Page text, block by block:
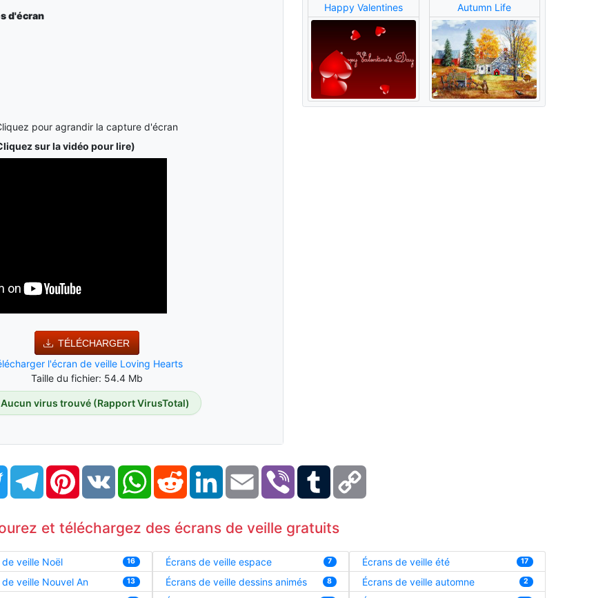
d'écran
pour agrandir la capture d'écran
sur la vidéo pour lire)
TÉLÉCHARGER
l'écran de veille Loving Hearts
Taille du fichier: 54.4 Mb
Aucun virus trouvé (Rapport VirusTotal)
Happy Valentines Autumn Life
Twitter TelegramPinterestVK WhatsAppReddit LinkedIn Email Viber Tumblr
et téléchargez des écrans de veille gratuits
de veille Noël 16
de veille Nouvel An 13
Écrans de veille espace 7
Écrans de veille dessins animés 8
Écrans de veille été 17
Écrans de veille automne 2